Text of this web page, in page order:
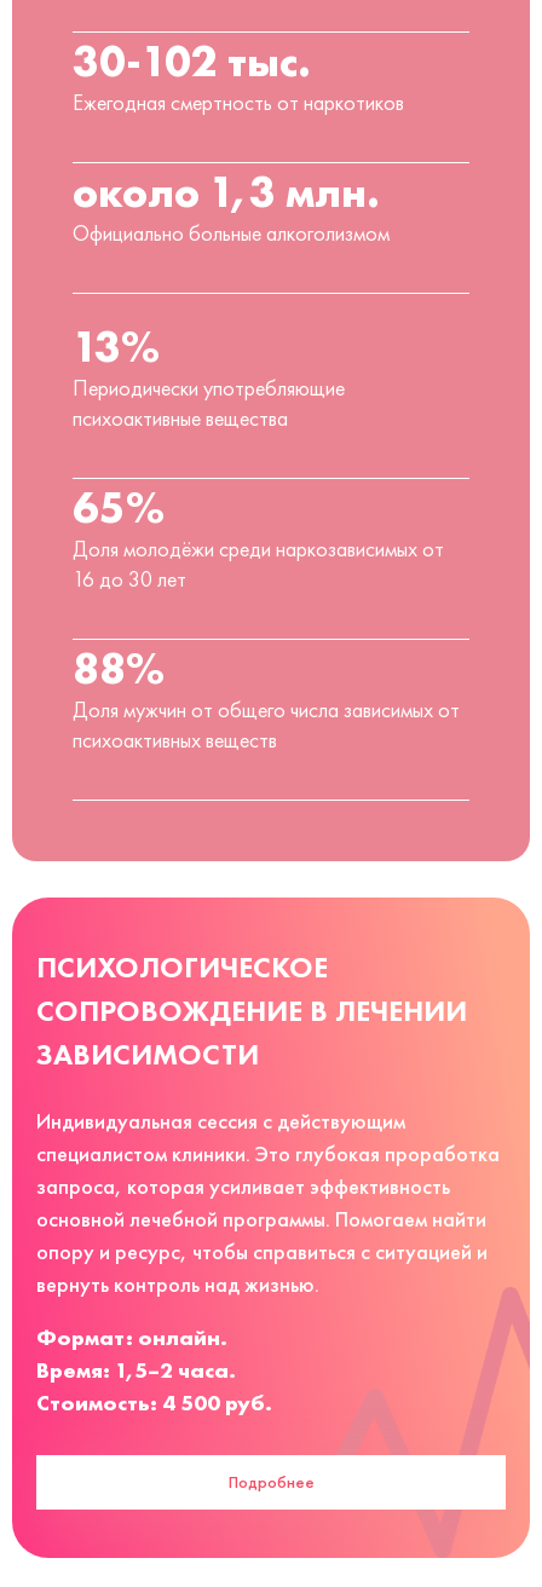
30-102 тыс.
Ежегодная смертность от наркотиков
около 1,3 млн.
Официально больные алкоголизмом
13%
Периодически употребляющие
психоактивные вещества
65%
Доля молодёжи среди наркозависимых от
16 до 30 лет
88%
Доля мужчин от общего числа зависимых от
психоактивных веществ
ПСИХОЛОГИЧЕСКОЕ
СОПРОВОЖДЕНИЕ В ЛЕЧЕНИИ
ЗАВИСИМОСТИ
Индивидуальная сессия с действующим
специалистом клиники. Это глубокая проработка
запроса, которая усиливает эффективность
основной лечебной программы. Помогаем найти
опору и ресурс, чтобы справиться с ситуацией и
вернуть контроль над жизнью.
Формат: онлайн.
Время: 1,5–2 часа.
Стоимость: 4 500 руб.
Подробнее